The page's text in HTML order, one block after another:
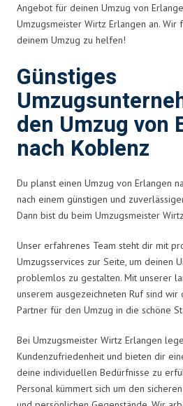
Angebot für deinen Umzug von
Umzugsmeister Wirtz Erlangen an. Wir
deinem Umzug zu helfen!
Günstiges
den Umzug von
nach Koblenz
Du planst einen Umzug von Erlangen
nach einem günstigen und
Dann bist du beim Umzugsmeister
Unser erfahrenes Team steht dir mit
Umzugsservices zur Seite, um deinen
problemlos zu gestalten. Mit unserer
unserem ausgezeichneten Ruf sind
Partner für den Umzug in die schöne
Bei Umzugsmeister Wirtz Erlangen
Kundenzufriedenheit und bieten dir
deine individuellen Bedürfnisse zu
Personal kümmert sich um den